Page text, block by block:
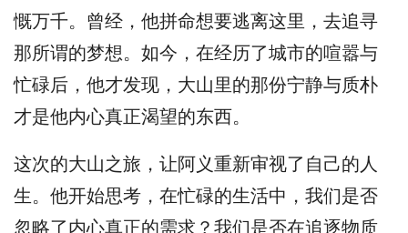
慨万千。曾经，他拼命想要逃离这里，去追寻
那所谓的梦想。如今，在经历了城市的喧嚣与
忙碌后，他才发现，大山里的那份宁静与质朴
才是他内心真正渴望的东西。
这次的大山之旅，让阿义重新审视了自己的人
生。他开始思考，在忙碌的生活中，我们是否
忽略了内心真正的需求？我们是否在追逐物质